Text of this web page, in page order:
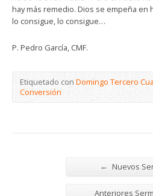
hay más remedio. Dios se empeña en
lo consigue, lo consigue…
P. Pedro García, CMF.
Etiquetado conDomingo Tercero
Conversión
← Nuevos
Anteriores